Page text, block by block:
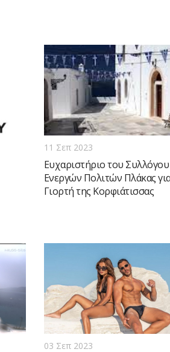
11 Σεπ 2023
Ευχαριστήριο του Συλλόγου
Ενεργών Πολιτών Πλάκας
Γιορτή της Κορφιάτισσας
03 Σεπ 2023